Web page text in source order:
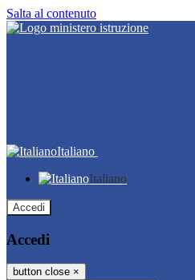
Salta al contenuto
Italiano
Italiano
Accedi
Accedi
button close ×